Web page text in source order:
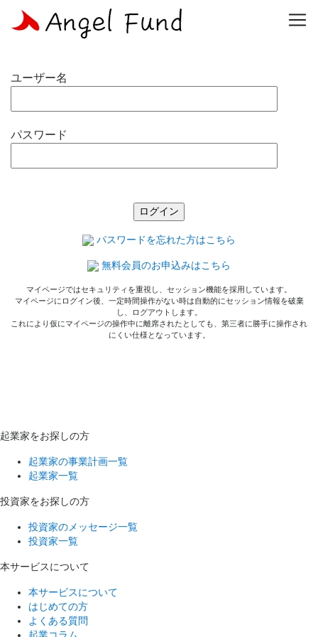
ユーザ名とパスワードを入力してログインして下さい。
ユーザー名
パスワード
パスワードを忘れた方はこちら
無料会員のお申込みはこちら
マイページではセキュリティを重視し、セッション機能を採用しています。
マイページにログイン後、一定時間操作がない時は自動的にセッション情報を破棄
し、ログアウトします。
これにより仮にマイページの操作中に離席されたとしても、第三者に勝手に操作され
にくい仕様となっています。
起業家をお探しの方
起業家の事業計画一覧
起業家一覧
投資家をお探しの方
投資家のメッセージ一覧
投資家一覧
本サービスについて
本サービスについて
はじめての方
よくある質問